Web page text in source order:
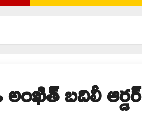
బదిలీ ఆర్డర్